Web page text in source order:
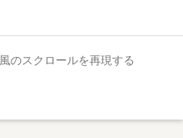
のスクロールを再現する